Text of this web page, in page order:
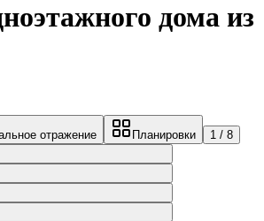
дома из
отражение Планировки 1 / 8